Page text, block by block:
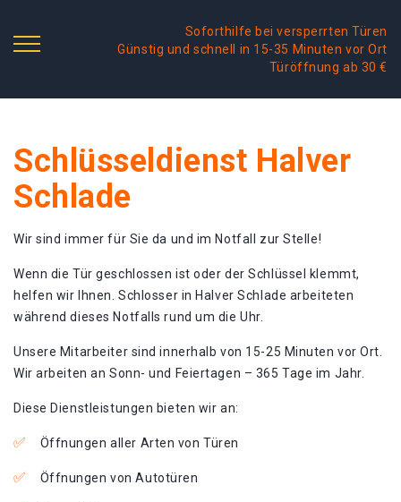
Soforthilfe bei versperrten Türen
Günstig und schnell in 15-35 Minuten vor Ort
Türöffnung ab 30 €
Schlüsseldienst Halver
Schlade
Wir sind immer für Sie da und im Notfall zur Stelle!
Wenn die Tür geschlossen ist oder der Schlüssel klemmt,
helfen wir Ihnen. Schlosser in Halver Schlade arbeiteten
während dieses Notfalls rund um die Uhr.
Unsere Mitarbeiter sind innerhalb von 15-25 Minuten vor Ort.
Wir arbeiten an Sonn- und Feiertagen – 365 Tage im Jahr.
Diese Dienstleistungen bieten wir an:
Öffnungen aller Arten von Türen
Öffnungen von Autotüren